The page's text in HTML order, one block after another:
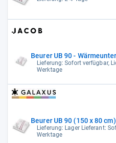
Beurer UB 90 -
Lieferung: Sofort verfügbar,
Werktage
Beurer UB 90 (150 x 80
Lieferung: Lager Lieferant:
Werktage